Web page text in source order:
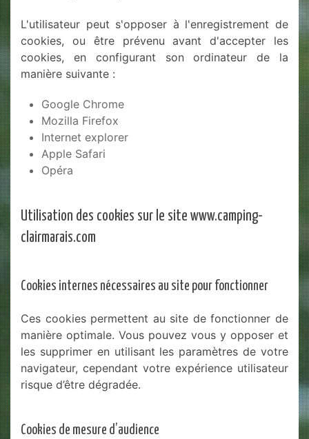
L'utilisateur peut s'opposer à l'enregistrement de
cookies, ou être prévenu avant d'accepter les
cookies, en configurant son ordinateur de la
manière suivante :
Google Chrome
Mozilla Firefox
Internet explorer
Apple Safari
Opéra
Utilisation des cookies sur le site www.camping-
clairmarais.com
Cookies internes nécessaires au site pour fonctionner
Ces cookies permettent au site de fonctionner de
manière optimale. Vous pouvez vous y opposer et
les supprimer en utilisant les paramètres de votre
navigateur, cependant votre expérience utilisateur
risque d’être dégradée.
Cookies de mesure d’audience